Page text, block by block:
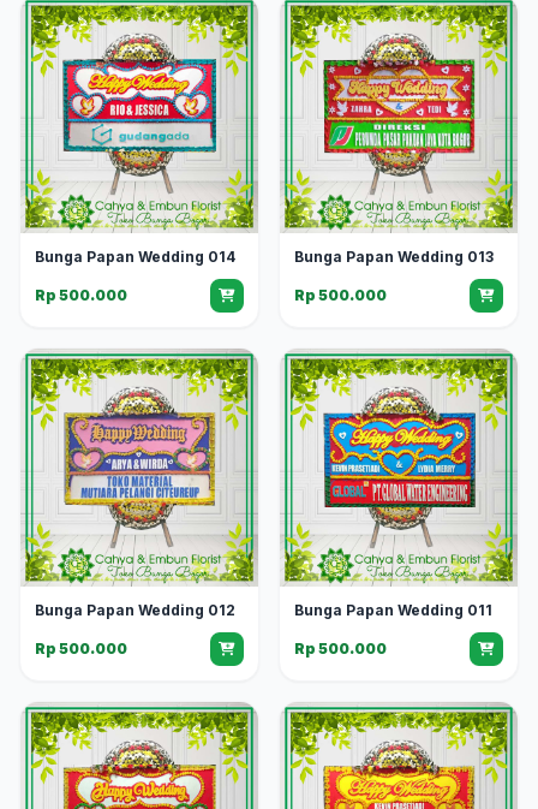
Bunga Papan Wedding 014
Rp 500.000
Bunga Papan Wedding 013
Rp 500.000
Bunga Papan Wedding 012
Rp 500.000
Bunga Papan Wedding 011
Rp 500.000